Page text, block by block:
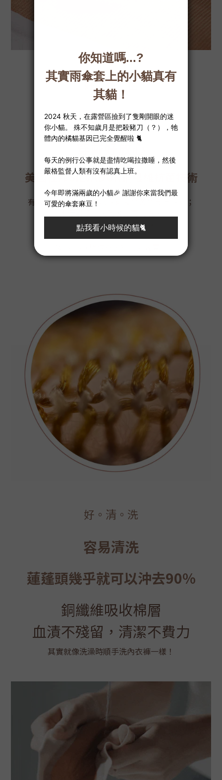
好。抗。菌
杜絕細菌
穿戴好放心
美國杜邦SILVADUR銅纖維抗菌技術
有效抑制常見的白色念珠菌＆金黃色葡萄球菌；
也不會滋生細菌產生異味
好。清。洗
容易清洗
蓮蓬頭幾乎就可以沖去90%
銅纖維吸收棉層
血漬不殘留，清潔不費力
其實就像洗澡時順手洗內衣褲一樣！